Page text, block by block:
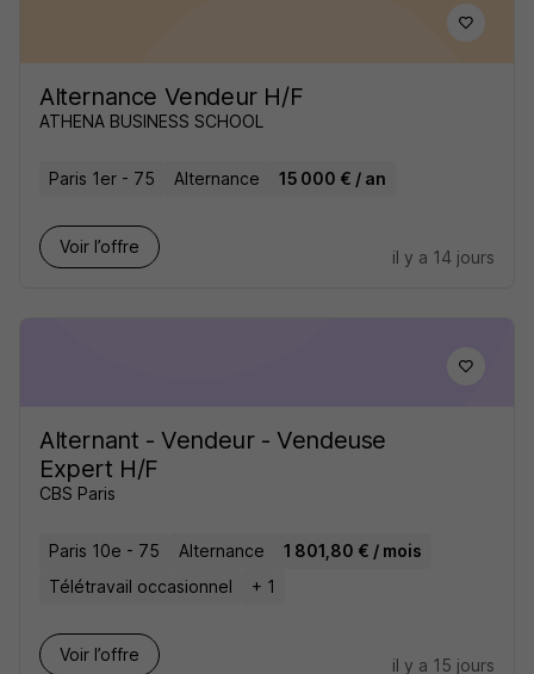
Alternance Vendeur H/F
ATHENA BUSINESS SCHOOL
Paris 1er - 75 Alternance 15 000 € / an
Voir l’offre
il y a 14 jours
Alternant - Vendeur - Vendeuse
Expert H/F
CBS Paris
Paris 10e - 75 Alternance
1 801,80 € / mois
Télétravail occasionnel
+ 1
Voir l’offre
il y a 15 jours